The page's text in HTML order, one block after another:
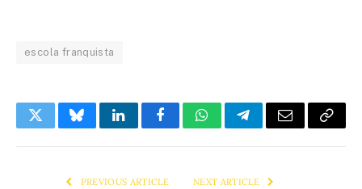
escola franquista
TwitterBlueskyLinkedInFacebookWhatsAppTelegramEmail Copy
PREVIOUS ARTICLE NEXT ARTICLE